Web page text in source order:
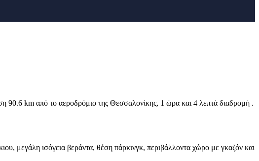
km από το αεροδρόμιο της Θεσσαλονίκης, 1 ώρα και 4 λεπτά διαδρομή .
μεγάλη ισόγεια βεράντα, θέση πάρκινγκ, περιβάλλοντα χώρο με γκαζόν και